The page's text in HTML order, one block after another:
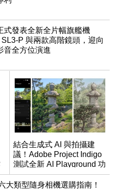
式發表全新全片幅旗艦機
SL3-P 與兩款高階鏡頭，迎向
音全方位演進
結合生成式 AI 與拍攝建
議！Adobe Project Indigo
測試全新 AI Playground 功
能
大類型隨身相機選購指南！